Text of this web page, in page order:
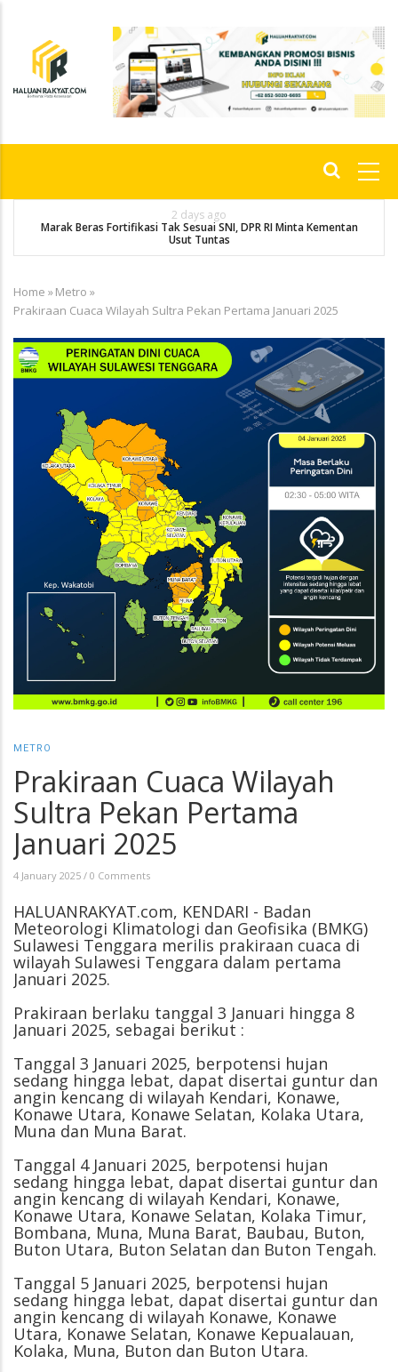
content
2 days ago
Marak Beras Fortifikasi Tak Sesuai SNI, DPR RI Minta Kementan
Usut Tuntas
Breadcrumb
Home »Metro »
Prakiraan Cuaca Wilayah Sultra Pekan Pertama Januari 2025
METRO
Prakiraan Cuaca Wilayah
Sultra Pekan Pertama
Januari 2025
4 January 2025 / 0 Comments
HALUANRAKYAT.com, KENDARI - Badan
Meteorologi Klimatologi dan Geofisika (BMKG)
Sulawesi Tenggara merilis prakiraan cuaca di
wilayah Sulawesi Tenggara dalam pertama
Januari 2025.
Prakiraan berlaku tanggal 3 Januari hingga 8
Januari 2025, sebagai berikut :
Tanggal 3 Januari 2025, berpotensi hujan
sedang hingga lebat, dapat disertai guntur dan
angin kencang di wilayah Kendari, Konawe,
Konawe Utara, Konawe Selatan, Kolaka Utara,
Muna dan Muna Barat.
Tanggal 4 Januari 2025, berpotensi hujan
sedang hingga lebat, dapat disertai guntur dan
angin kencang di wilayah Kendari, Konawe,
Konawe Utara, Konawe Selatan, Kolaka Timur,
Bombana, Muna, Muna Barat, Baubau, Buton,
Buton Utara, Buton Selatan dan Buton Tengah.
Tanggal 5 Januari 2025, berpotensi hujan
sedang hingga lebat, dapat disertai guntur dan
angin kencang di wilayah Konawe, Konawe
Utara, Konawe Selatan, Konawe Kepualauan,
Kolaka, Muna, Buton dan Buton Utara.